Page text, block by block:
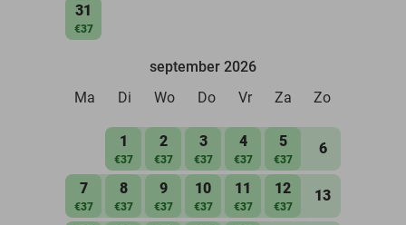
31
€37
september 2026
Ma
Di Wo Do Vr Za Zo
1
€37
2
€37
3
€37
4
€37
5
€37
6
7
€37
8
€37
9
€37
10
€37
11
€37
12
€37
13